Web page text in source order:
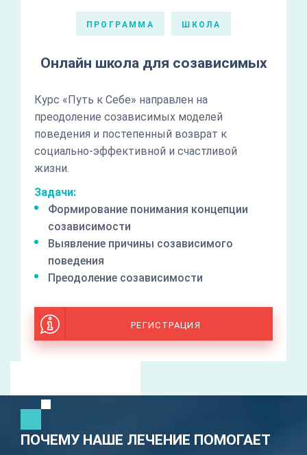
ПРОГРАММА ШКОЛА
Онлайн школа для созависимых
Курс «Путь к Себе» направлен на
преодоление созависимых моделей
поведения и постепенный возврат к
социально-эффективной и счастливой
жизни.
Задачи:
Формирование понимания концепции
созависимости
Выявление причины созависимого
поведения
Преодоление созависимости
РЕГИСТРАЦИЯ
ПОЧЕМУ НАШЕ ЛЕЧЕНИЕ ПОМОГАЕТ